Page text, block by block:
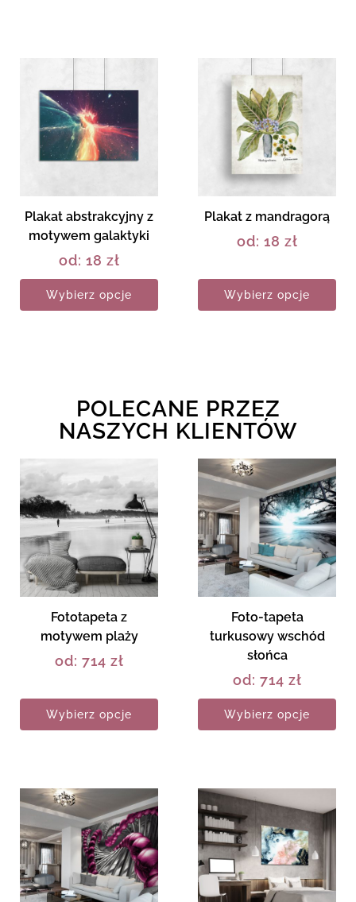
Plakat abstrakcyjny z
motywem galaktyki
od: 18 zł
Wybierz opcje
Plakat z mandragorą
od: 18 zł
Wybierz opcje
POLECANE PRZEZ
NASZYCH KLIENTÓW
Fototapeta z
motywem plaży
od: 714 zł
Wybierz opcje
Foto-tapeta
turkusowy wschód
słońca
od: 714 zł
Wybierz opcje